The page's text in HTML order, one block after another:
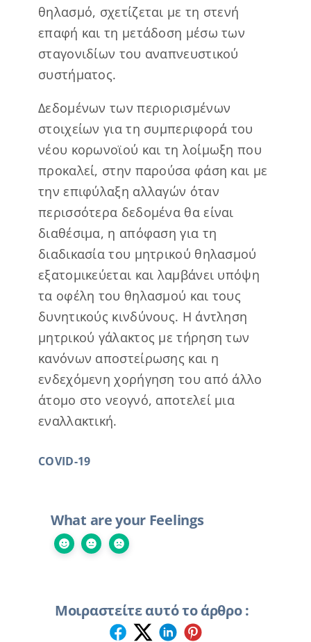
θηλασμό, σχετίζεται με τη στενή
επαφή και τη μετάδοση μέσω των
σταγονιδίων του αναπνευστικού
συστήματος.
Δεδομένων των περιορισμένων
στοιχείων για τη συμπεριφορά του
νέου κορωνοϊού και τη λοίμωξη που
προκαλεί, στην παρούσα φάση και με
την επιφύλαξη αλλαγών όταν
περισσότερα δεδομένα θα είναι
διαθέσιμα, η απόφαση για τη
διαδικασία του μητρικού θηλασμού
εξατομικεύεται και λαμβάνει υπόψη
τα οφέλη του θηλασμού και τους
δυνητικούς κινδύνους. Η άντληση
μητρικού γάλακτος με τήρηση των
κανόνων αποστείρωσης και η
ενδεχόμενη χορήγηση του από άλλο
άτομο στο νεογνό, αποτελεί μια
εναλλακτική.
COVID-19
What are your Feelings
Μοιραστείτε αυτό το άρθρο :